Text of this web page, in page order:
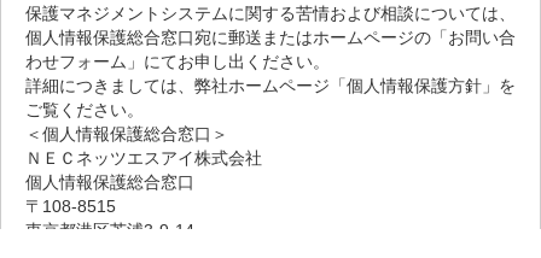
保護マネジメントシステムに関する苦情および相談については、
個人情報保護総合窓口宛に郵送またはホームページの「お問い合
わせフォーム」にてお申し出ください。
詳細につきましては、弊社ホームページ「個人情報保護方針」を
ご覧ください。
＜個人情報保護総合窓口＞
ＮＥＣネッツエスアイ株式会社
個人情報保護総合窓口
〒108-8515
東京都港区芝浦3-9-14